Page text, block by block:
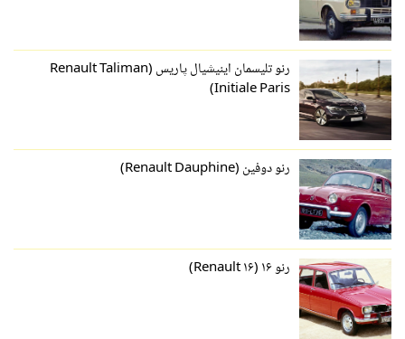
رنو تلیسمان اینیشیال پاریس (Renault Taliman
Initiale Paris)
رنو دوفین (Renault Dauphine)
رنو ۱۶ (Renault ۱۶)